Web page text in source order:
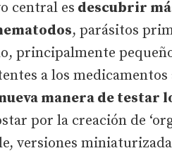
central es descubrir
, parásitos
principalmente
a los
manera de testar
por la creación de
versiones